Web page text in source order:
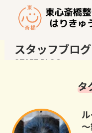
スタッフブログ
STAFF BLOG
タ